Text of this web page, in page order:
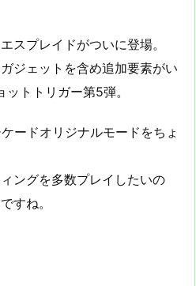
スプレイドがついに登場。
ジェットを含め追加要素がい
トトリガー第5弾。
ードオリジナルモードをちょ
ングを多数プレイしたいの
すね。